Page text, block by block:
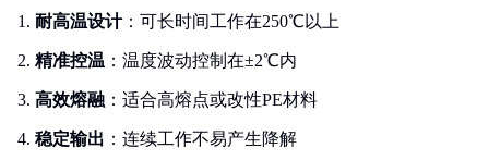
耐高温设计：可长时间工作在250℃以上
精准控温 ：温度波动控制在±2℃内
高效熔融 ：适合高熔点或改性PE材料
稳定输出 ：连续工作不易产生降解